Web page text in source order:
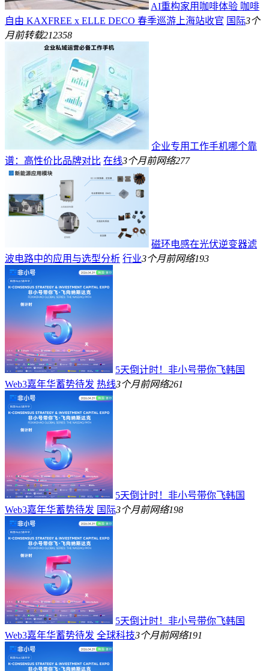
AI重构家用咖啡体验 咖啡
自由 KAXFREE x ELLE DECO 春季巡游上海站收官 国际3个
月前转载212358
企业专用工作手机哪个靠
谱：高性价比品牌对比 在线3个月前网络277
磁环电感在光伏逆变器滤
波电路中的应用与选型分析 行业3个月前网络193
5天倒计时！非小号带你飞韩国
Web3嘉年华蓄势待发 热线3个月前网络261
5天倒计时！非小号带你飞韩国
Web3嘉年华蓄势待发 国际3个月前网络198
5天倒计时！非小号带你飞韩国
Web3嘉年华蓄势待发 全球科技3个月前网络191